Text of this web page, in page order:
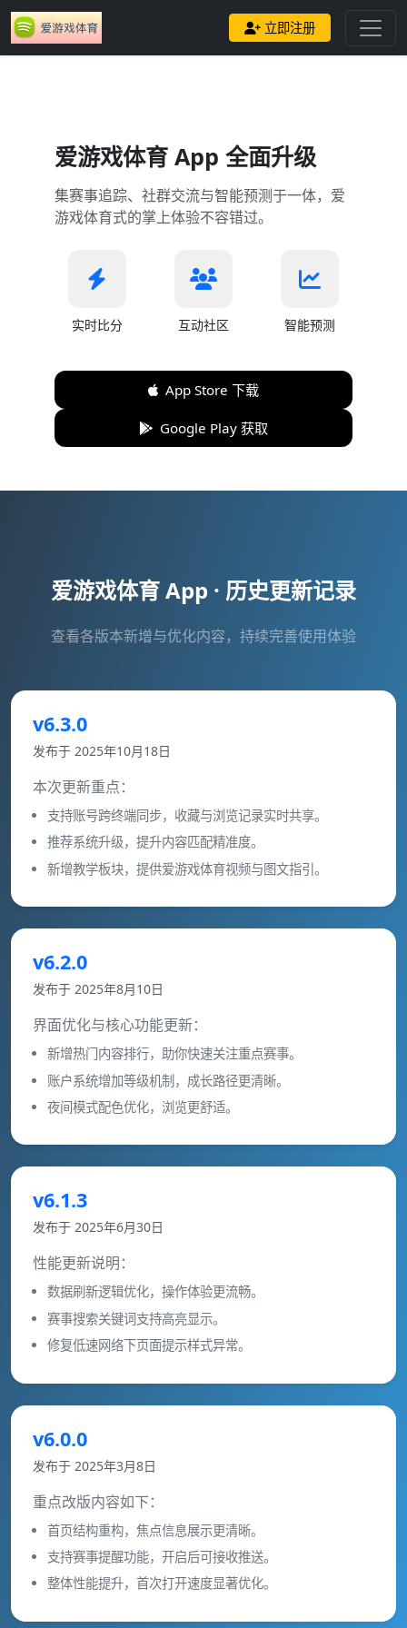
立即注册
爱游戏体育 App 全面升级
集赛事追踪、社群交流与智能预测于一体，爱
游戏体育式的掌上体验不容错过。
实时比分 互动社区 智能预测
App Store 下载
Google Play 获取
爱游戏体育 App · 历史更新记录
查看各版本新增与优化内容，持续完善使用体验
v6.3.0
发布于 2025年10月18日
本次更新重点：
支持账号跨终端同步，收藏与浏览记录实时共享。
推荐系统升级，提升内容匹配精准度。
新增教学板块，提供爱游戏体育视频与图文指引。
v6.2.0
发布于 2025年8月10日
界面优化与核心功能更新：
新增热门内容排行，助你快速关注重点赛事。
账户系统增加等级机制，成长路径更清晰。
夜间模式配色优化，浏览更舒适。
v6.1.3
发布于 2025年6月30日
性能更新说明：
数据刷新逻辑优化，操作体验更流畅。
赛事搜索关键词支持高亮显示。
修复低速网络下页面提示样式异常。
v6.0.0
发布于 2025年3月8日
重点改版内容如下：
首页结构重构，焦点信息展示更清晰。
支持赛事提醒功能，开启后可接收推送。
整体性能提升，首次打开速度显著优化。